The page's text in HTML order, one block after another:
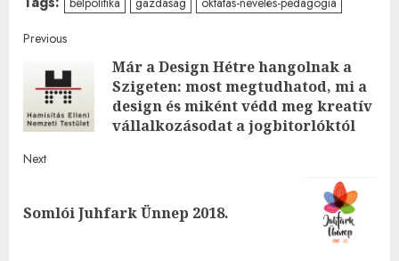
Post
navigation
Previous
Már a Design Hétre hangolnak a
Szigeten: most megtudhatod, mi a
design és miként védd meg kreatív
vállalkozásodat a jogbitorlóktól
Next
Next
Somlói Juhfark Ünnep 2018.